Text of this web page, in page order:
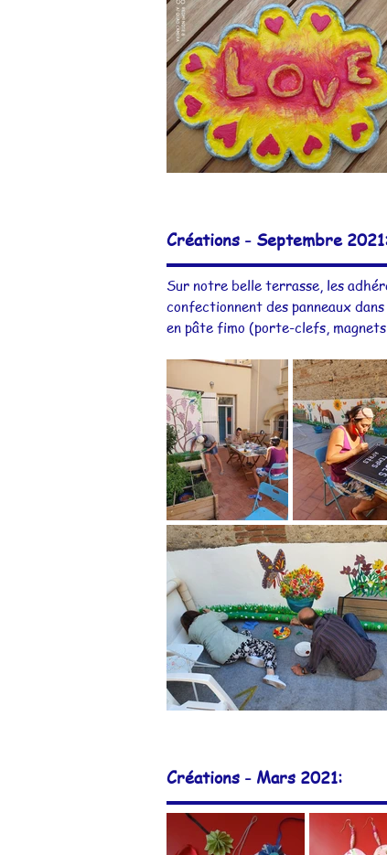
Créations - Septembre
Sur notre belle terrasse, les
confectionnent des panneaux
en pâte fimo (porte-clefs,
Créations - Mars 2021: